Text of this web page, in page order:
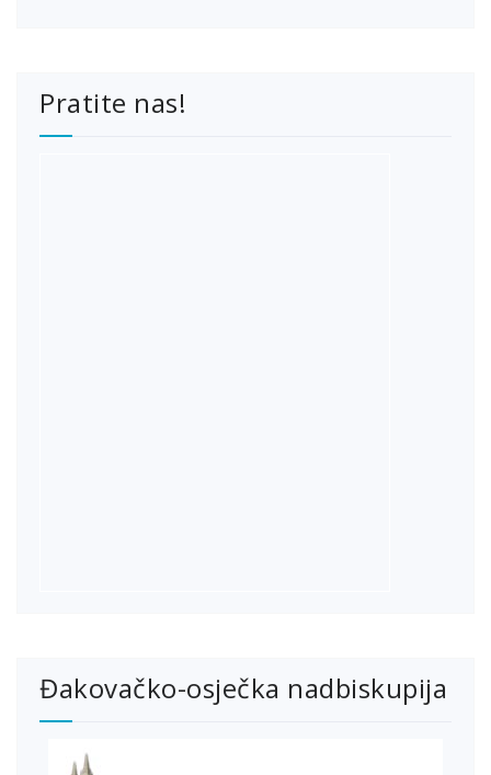
Pratite nas!
Đakovačko-osječka nadbiskupija